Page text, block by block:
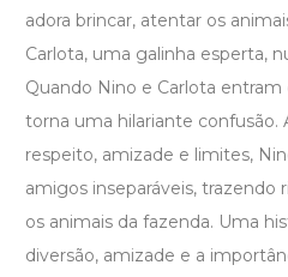
adora brincar, atentar os
Carlota, uma galinha esperta,
Quando Nino e Carlota entram
torna uma hilariante confusão.
respeito, amizade e limites,
amigos inseparáveis, trazendo
os animais da fazenda. Uma
diversão, amizade e a